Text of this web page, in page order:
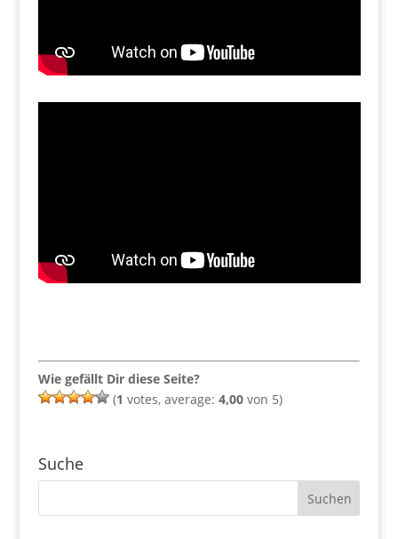
Wie gefällt Dir diese Seite?
(1 votes, average: 4,00von 5)
Suche